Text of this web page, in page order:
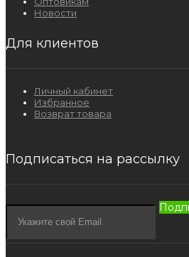
Новости
Для клиентов
Личный кабинет
Избранное
Возврат товара
Подписаться на рассылку